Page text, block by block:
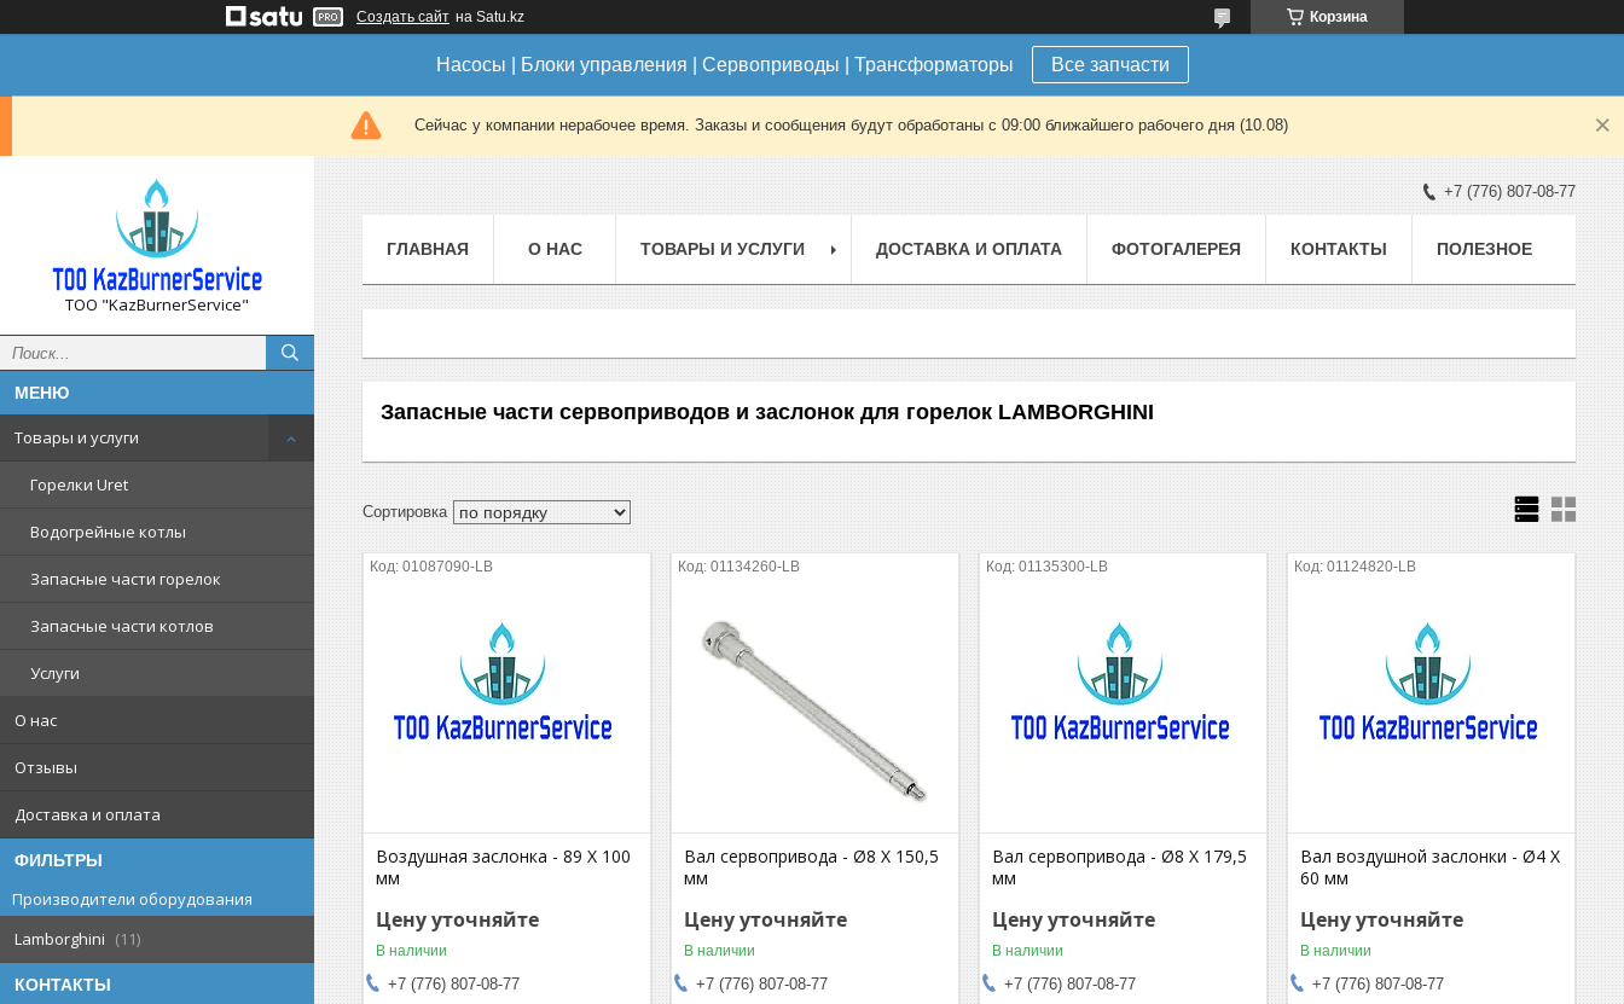
Создать сайт на Satu.kz Корзина
Насосы | Блоки управления | Сервоприводы | Трансформаторы Все запчасти
Сейчас у компании нерабочее время. Заказы и сообщения будут обработаны с 09:00 ближайшего рабочего дня (10.08)
ТОО "KazBurnerService"
Товары и услуги
Горелки Uret
Водогрейные котлы
Запасные части горелок
Запасные части котлов
Услуги
О нас
Отзывы
Доставка и оплата
ФИЛЬТРЫ
Производители оборудования
Lamborghini
11
КОНТАКТЫ
+7 (776) 807-08-77
ГЛАВНАЯ О НАС ТОВАРЫ И УСЛУГИ ДОСТАВКА И ОПЛАТА ФОТОГАЛЕРЕЯ КОНТАКТЫ ПОЛЕЗНОЕ
Запасные части сервоприводов и заслонок для горелок LAMBORGHINI
01087090-LB
Воздушная заслонка - 89 X 100
мм
Цену уточняйте
В наличии
+7 (776) 807-08-77
01134260-LB
Вал сервопривода - Ø8 X 150,5
мм
Цену уточняйте
В наличии
+7 (776) 807-08-77
01135300-LB
Вал сервопривода - Ø8 X 179,5
мм
Цену уточняйте
В наличии
+7 (776) 807-08-77
01124820-LB
Вал воздушной заслонки - Ø4 X
60 мм
Цену уточняйте
В наличии
+7 (776) 807-08-77